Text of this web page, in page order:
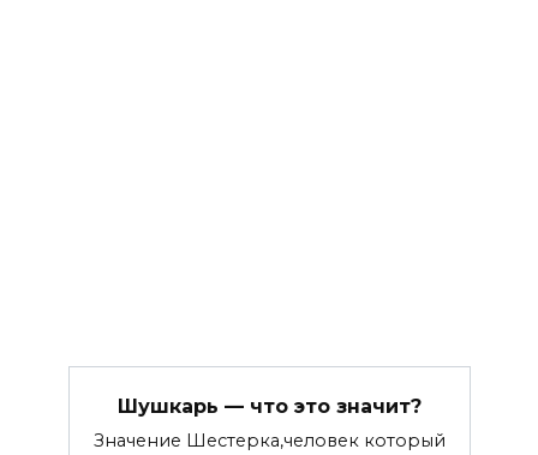
Шушкарь — что это значит?
Значение Шестерка,человек который